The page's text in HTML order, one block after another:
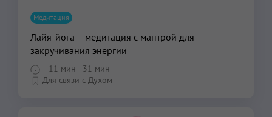
Медитация
Лайя-йога – медитация с мантрой для
закручивания энергии
11 мин - 31 мин
Для связи с Духом